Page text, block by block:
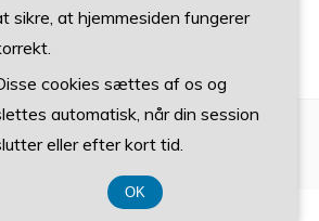
2022
sikre, at hjemmesiden fungerer
cookies sættes af os og
automatisk, når din session
eller efter kort tid.
OK